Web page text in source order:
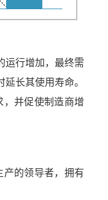
运行增加，最终需
长其使用寿命。
并促使制造商增
的领导者，拥有